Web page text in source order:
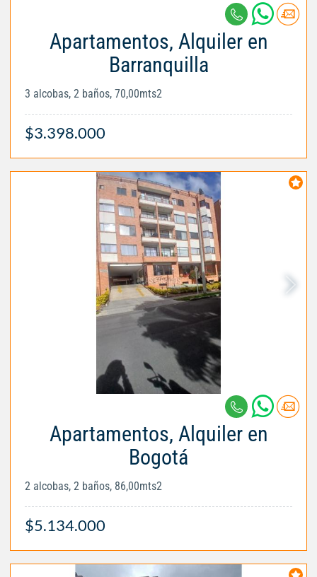
Apartamentos, Alquiler en
Barranquilla
3 alcobas, 2 baños, 70,00mts2
$3.398.000
Apartamentos, Alquiler en
Bogotá
2 alcobas, 2 baños, 86,00mts2
$5.134.000